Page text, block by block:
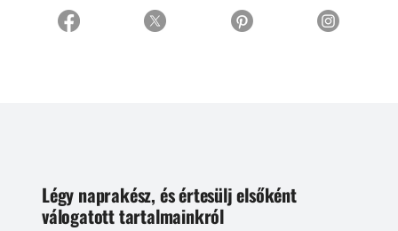
Légy naprakész, és értesülj elsőként
válogatott tartalmainkról